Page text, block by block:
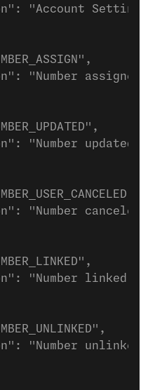
"Account Settings
"Number assigned"
"Number updated"
"Number canceled
"Number linked to
"Number unlinked